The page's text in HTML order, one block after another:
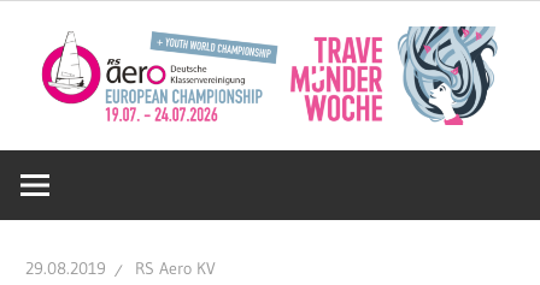
Inhalt
springen
Deutsche
RS
29.08.2019 RS Aero KV